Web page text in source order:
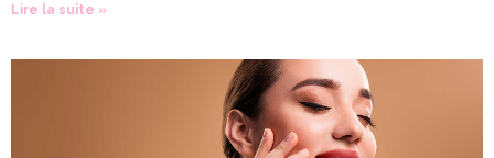
Lire la suite »